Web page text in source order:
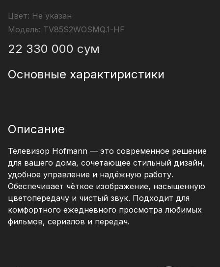
Цвет: Не указан
Модель: TV85S2WOSMQ.1-HF
22 330 000 сум
Основные характиристики
Описание
Телевизор Hofmann — это современное решение
для вашего дома, сочетающее стильный дизайн,
удобное управление и надёжную работу.
Обеспечивает чёткое изображение, насыщенную
цветопередачу и чистый звук. Подходит для
комфортного ежедневного просмотра любимых
фильмов, сериалов и передач.